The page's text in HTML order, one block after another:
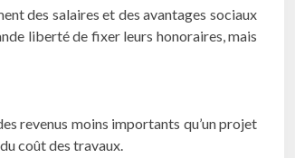
des salaires et des avantages sociaux
liberté de fixer leurs honoraires, mais
revenus moins importants qu’un projet
coût des travaux.